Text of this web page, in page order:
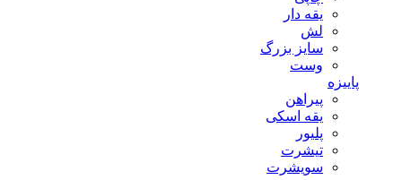
یقه دار
لش
سایز بزرگ
وست
پاییزه
پیراهن
یقه اسکی
پلیور
تیشرت
سویشرت